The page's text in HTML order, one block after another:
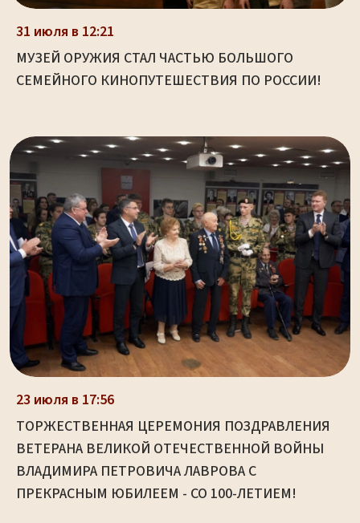
31 июля в 12:21
МУЗЕЙ ОРУЖИЯ СТАЛ ЧАСТЬЮ БОЛЬШОГО
СЕМЕЙНОГО КИНОПУТЕШЕСТВИЯ ПО РОССИИ!
23 июля в 17:56
ТОРЖЕСТВЕННАЯ ЦЕРЕМОНИЯ ПОЗДРАВЛЕНИЯ
ВЕТЕРАНА ВЕЛИКОЙ ОТЕЧЕСТВЕННОЙ ВОЙНЫ
ВЛАДИМИРА ПЕТРОВИЧА ЛАВРОВА С
ПРЕКРАСНЫМ ЮБИЛЕЕМ - СО 100-ЛЕТИЕМ!